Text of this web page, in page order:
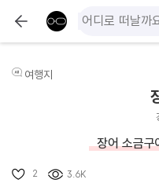
여행지
장어 소금구
2 3.6K